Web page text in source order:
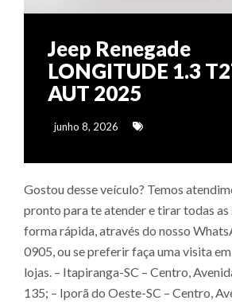
Jeep Renegade
LONGITUDE 1.3
AUT 2025
junho 8, 2026
Gostou desse veículo? Temos
pronto para te atender e tirar todas as
forma rápida, através do nosso
0905, ou se preferir faça uma visita em
lojas. – Itapiranga-SC – Centro,
135; – Iporã do Oeste-SC – Centro,